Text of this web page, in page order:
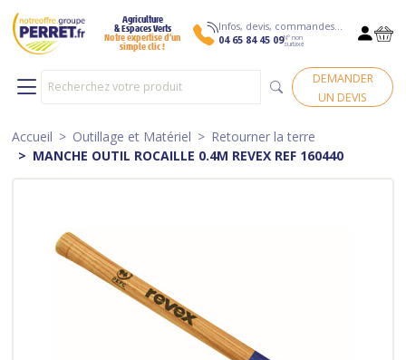
Agriculture
& Espaces Verts
Notre expertise d’un
simple clic !
Infos, devis, commandes…
04 65 84 45 09N° non
surtaxé
DEMANDER
UN DEVIS
Accueil Outillage et Matériel
Retourner la terre
MANCHE OUTIL ROCAILLE 0.4M REVEX REF 160440